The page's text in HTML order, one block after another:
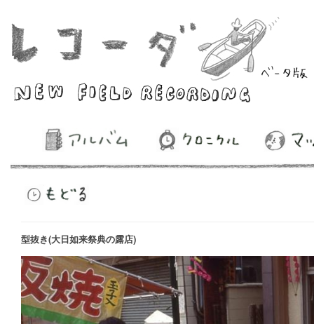
型抜き(大日如来祭典の露店)